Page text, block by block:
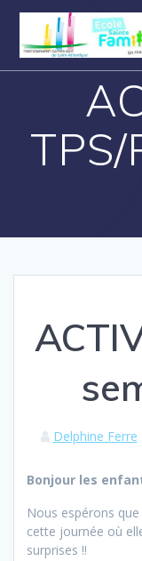
TPS/
Delphine Ferre
Bonjour les
Nous espérons
cette journée où
surprises !!